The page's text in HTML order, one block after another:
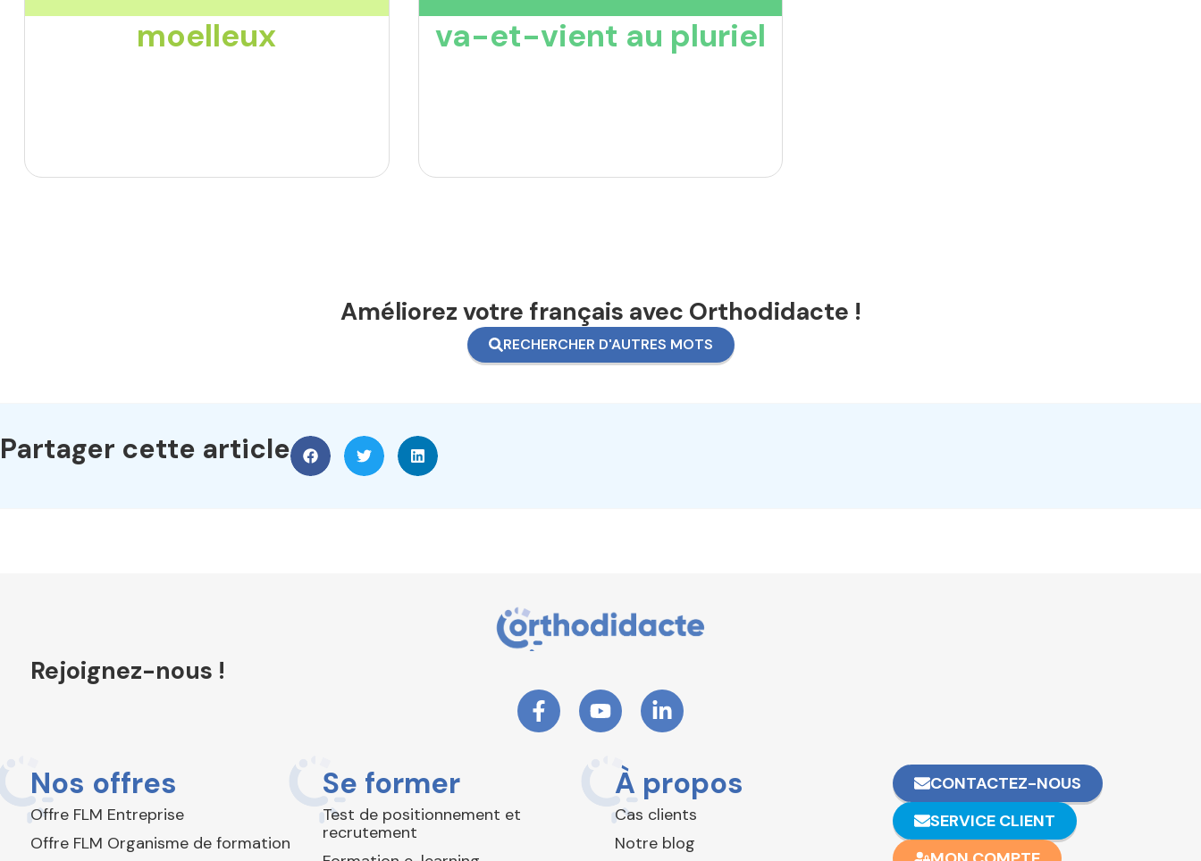
moelleux va-et-vient au pluriel
Améliorez votre français avec Orthodidacte !
RECHERCHER D'AUTRES MOTS
Partager cette article
Rejoignez-nous !
Nos offres
Offre FLM Entreprise
Offre FLM Organisme de formation
Se former
Test de positionnement et
recrutement
À propos
Cas clients
Notre blog
CONTACTEZ-NOUS
SERVICE CLIENT